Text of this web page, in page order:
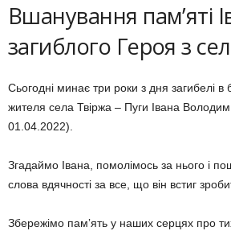
Вшанування пам’яті
загиблого Героя з
Сьогодні минає три роки з дня загибелі
жителя села Твіржа – Пуги Івана
01.04.2022).
Згадаймо Івана, помолімось за нього і
слова вдячності за все, що він встиг
Збережімо памʼять у наших серцях про